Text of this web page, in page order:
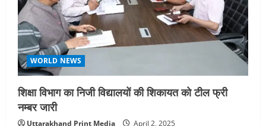
WORLD NEWS
शिक्षा विभाग का निजी विद्यालयों की शिकायत को टील फ्री
नम्बर जारी
Uttarakhand Print Media April 2, 2025